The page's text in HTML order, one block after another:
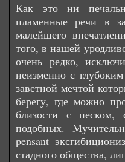
Как это ни
пламенные речи в
малейшего
того, в нашей
очень редко,
неизменно с
заветной мечтой
берегу, где можно
близости с
подобных.
pensant
стадного общества,